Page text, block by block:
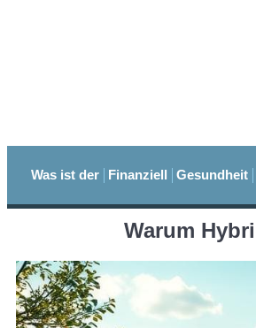
Was ist der Finanziell Gesundheit
Warum